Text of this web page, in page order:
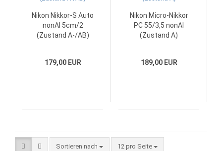
Nikon Nikkor-S Auto
nonAI 5cm/2
(Zustand A-/AB)
179,00 EUR
Nikon Micro-Nikkor
PC 55/3,5 nonAI
(Zustand A)
189,00 EUR
Sortieren nach
Sortieren nach 12 pro Seite
pro Seite